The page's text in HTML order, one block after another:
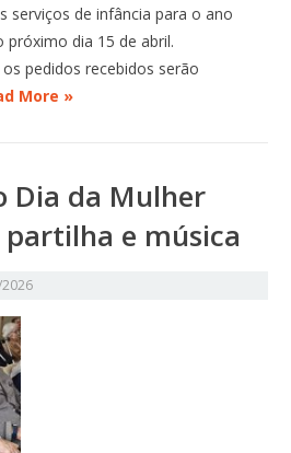
serviços de infância para o ano
próximo dia 15 de abril.
pedidos recebidos serão
More »
Dia da Mulher
e música